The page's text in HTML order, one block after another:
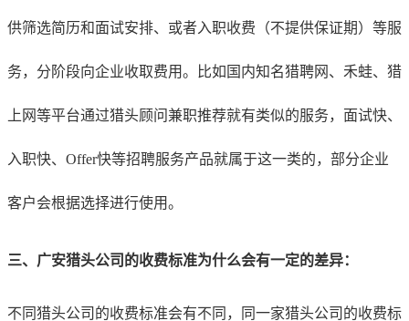
供筛选简历和面试安排、或者入职收费（不提供保证期）等服
务，分阶段向企业收取费用。比如国内知名猎聘网、禾蛙、猎
上网等平台通过猎头顾问兼职推荐就有类似的服务，面试快、
入职快、Offer快等招聘服务产品就属于这一类的，部分企业
客户会根据选择进行使用。
三、 广安猎头公司的收费标准为什么会有一定的差异：
不同猎头公司的收费标准会有不同，同一家猎头公司的收费标